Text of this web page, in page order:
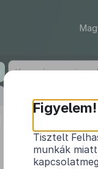
Figyelem!
Tisztelt
munkák